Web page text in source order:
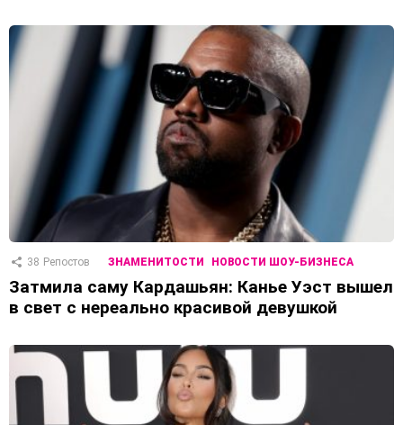
38 Репостов ЗНАМЕНИТОСТИ НОВОСТИ ШОУ-БИЗНЕСА
Затмила саму Кардашьян: Канье Уэст вышел
в свет с нереально красивой девушкой